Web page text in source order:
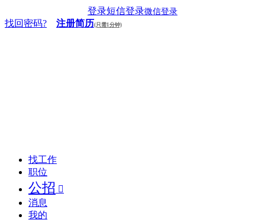
登录短信登录微信登录
找回密码? 注册简历(只需1分钟)
找工作
职位
公招 
消息
我的